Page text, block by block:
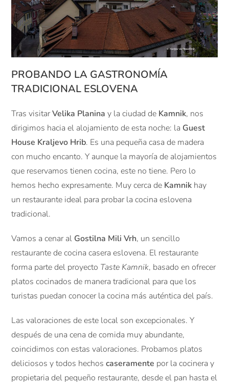
PROBANDO LA GASTRONOMÍA
TRADICIONAL ESLOVENA
Tras visitarVelika Planina y la ciudad de Kamnik, nos
dirigimos hacia el alojamiento de esta noche: la Guest
House Kraljevo Hrib. Es una pequeña casa de madera
con mucho encanto. Y aunque la mayoría de alojamientos
que reservamos tienen cocina, este no tiene. Pero lo
hemos hecho expresamente. Muy cerca de Kamnik hay
un restaurante ideal para probar la cocina eslovena
tradicional.
Vamos a cenar al Gostilna Mili Vrh, un sencillo
restaurante de cocina casera eslovena. El restaurante
forma parte del proyecto Taste Kamnik, basado en ofrecer
platos cocinados de manera tradicional para que los
turistas puedan conocer la cocina más auténtica del país.
Las valoraciones de este local son excepcionales. Y
después de una cena de comida muy abundante,
coincidimos con estas valoraciones. Probamos platos
deliciosos y todos hechoscaseramente por la cocinera y
propietaria del pequeño restaurante, desde el pan hasta el